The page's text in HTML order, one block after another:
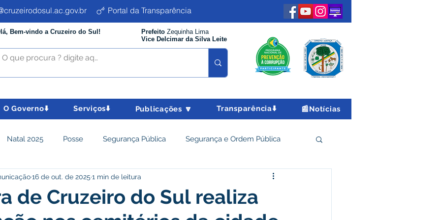
Portal da Transparência
Bem-vindo a Cruzeiro do Sul! Prefeito Zequinha Lima
Vice Delcimar da Silva Leite
O Governo⬇️ Serviços⬇️ Publicações 🔽 Transparência⬇️ 📰Notícias
Natal 2025 Posse Segurança Pública Segurança e Ordem Pública
Social e Cidadania Parcerias Desenvolvimento Econômico e Turismo
e turismo Tributos Departamento de Limpeza Encontro Nacional
de Cruzeiro do Sul realiza
16 de out. de 2025 1 min de leitura